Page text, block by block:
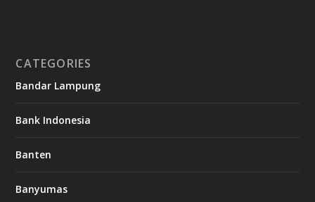
CATEGORIES
Bandar Lampung
Bank Indonesia
Banten
Banyumas